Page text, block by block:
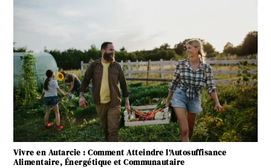
Vivre en Autarcie : Comment Atteindre l’Autosuffisance
Alimentaire, Énergétique et Communautaire